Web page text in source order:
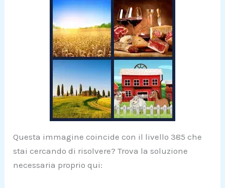
Questa immagine coincide con il livello 385 che
stai cercando di risolvere? Trova la soluzione
necessaria proprio qui: